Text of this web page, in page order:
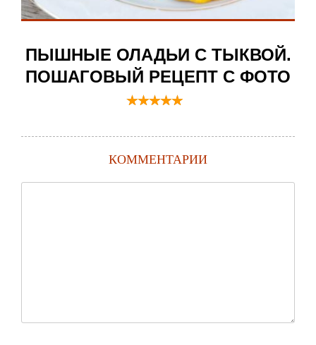
ПЫШНЫЕ ОЛАДЬИ С ТЫКВОЙ.
ПОШАГОВЫЙ РЕЦЕПТ С ФОТО
КОММЕНТАРИИ